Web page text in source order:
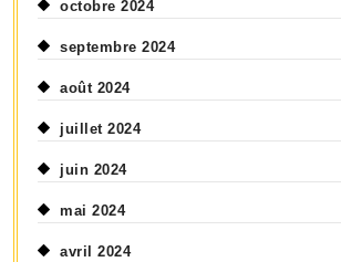
octobre 2024
septembre 2024
août 2024
juillet 2024
juin 2024
mai 2024
avril 2024